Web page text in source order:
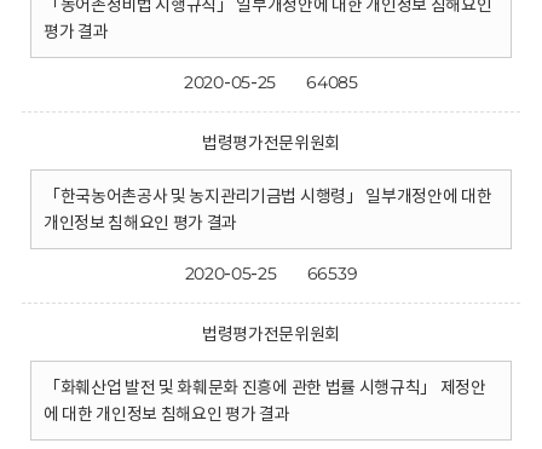
「농어촌정비법 시행규칙」 일부개정안에 대한 개인정보 침해요인
평가 결과
2020-05-25 64085
법령평가전문위원회
「한국농어촌공사 및 농지관리기금법 시행령」 일부개정안에 대한
개인정보 침해요인 평가 결과
2020-05-25 66539
법령평가전문위원회
「화훼산업 발전 및 화훼문화 진흥에 관한 법률 시행규칙」 제정안
에 대한 개인정보 침해요인 평가 결과